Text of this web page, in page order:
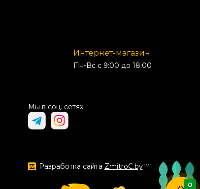
Интернет-магазин
Пн-Вс с 9:00 до 18:00
Мы в соц. сетях
Разработка сайта ZmitroC.by™
0